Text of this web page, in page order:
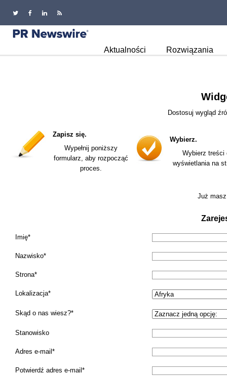
Aktualności Rozwiązania
Dostosuj wygląd
Zapisz się.
Wypełnij poniższy
formularz, aby rozpocząć
proces.
Wybierz.
Wybierz treści
wyświetlania na
Już
Imię
Nazwisko
Strona
Lokalizacja
Skąd o nas wiesz?
Stanowisko
Adres e-mail
Potwierdź adres e-mail